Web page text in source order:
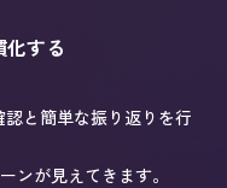
する
認と簡単な振り返りを行
ンが見えてきます。